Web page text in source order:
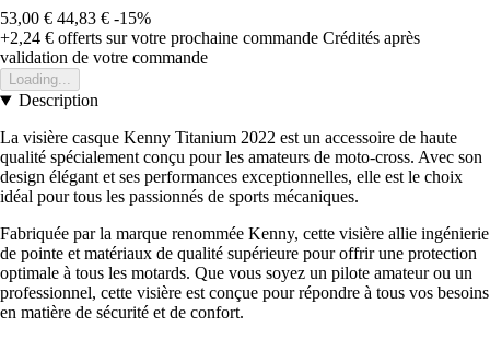
53,00 € 44,83 € -15%
+2,24 € offerts sur votre prochaine commande Crédités après
validation de votre commande
Loading...
Description
La visière casque Kenny Titanium 2022 est un accessoire de haute
qualité spécialement conçu pour les amateurs de moto-cross. Avec son
design élégant et ses performances exceptionnelles, elle est le choix
idéal pour tous les passionnés de sports mécaniques.
Fabriquée par la marque renommée Kenny, cette visière allie ingénierie
de pointe et matériaux de qualité supérieure pour offrir une protection
optimale à tous les motards. Que vous soyez un pilote amateur ou un
professionnel, cette visière est conçue pour répondre à tous vos besoins
en matière de sécurité et de confort.